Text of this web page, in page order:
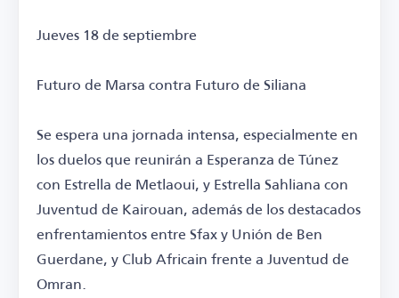
Jueves 18 de septiembre
Futuro de Marsa contra Futuro de Siliana
Se espera una jornada intensa, especialmente en
los duelos que reunirán a Esperanza de Túnez
con Estrella de Metlaoui, y Estrella Sahliana con
Juventud de Kairouan, además de los destacados
enfrentamientos entre Sfax y Unión de Ben
Guerdane, y Club Africain frente a Juventud de
Omran.